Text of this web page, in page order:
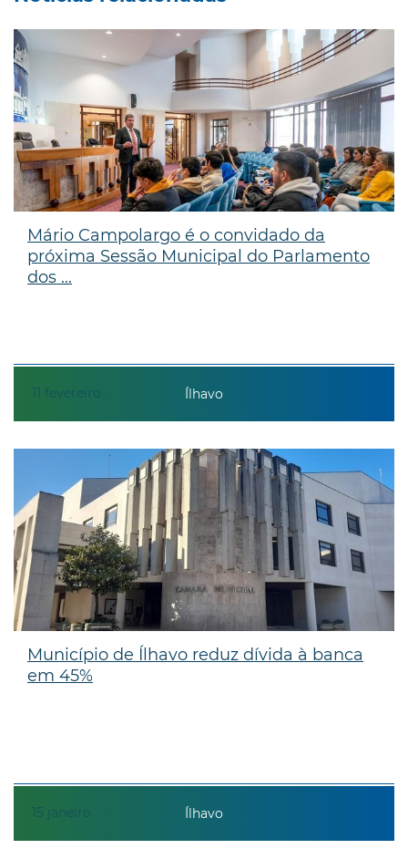
11 fevereiro
Mário Campolargo é o convidado da
próxima Sessão Municipal do Parlamento
dos ...
Ílhavo
15 janeiro
Município de Ílhavo reduz dívida à banca
em 45%
Ílhavo